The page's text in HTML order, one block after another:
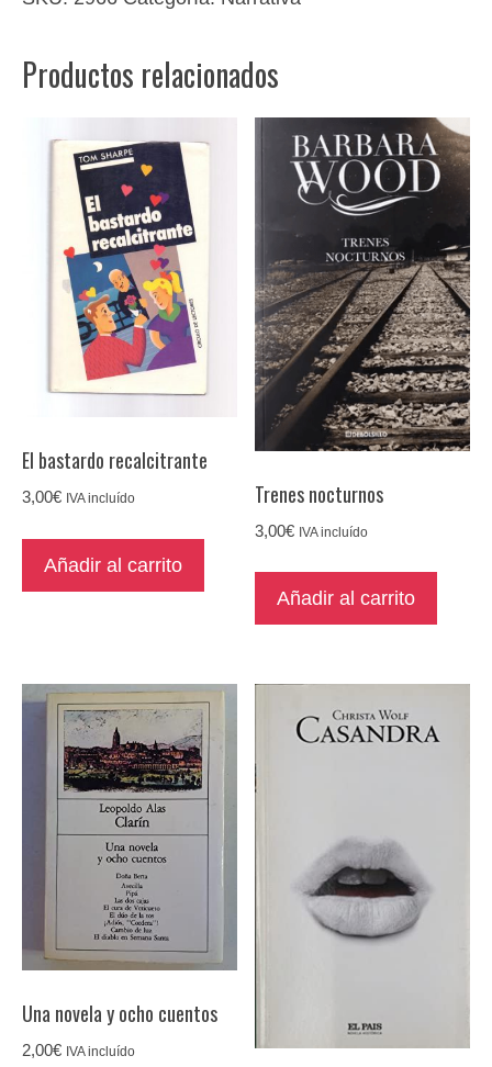
Productos relacionados
El bastardo recalcitrante
3,00€ IVA incluído
Añadir al carrito
Trenes nocturnos
3,00€ IVA incluído
Añadir al carrito
Una novela y ocho cuentos
2,00€ IVA incluído